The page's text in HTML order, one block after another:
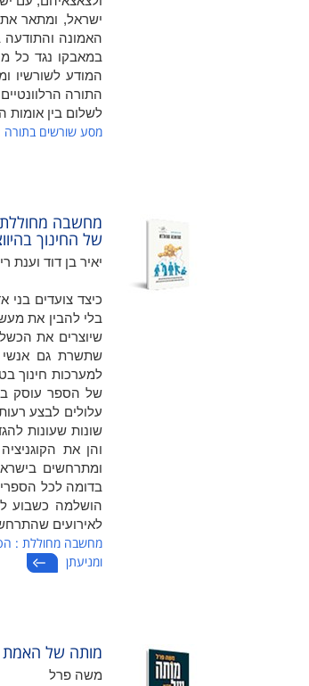
ישראל, ומתאר את
האמונה והתודעה
במאבקו נגד כל
המודע לשורשיו
התורה
לשלום בין
מסע שורשים
מחשבה מחוללת
של החינוך
יאיר בן דוד וענת
כיצד צועדים בני
בלי להבין את
שיוצרים את
שתשרת גם אנשי
למערכות חינוך
של הספר עוסק
עלולים לבצע
שונות שעונות
והן את
בדומה לכל
לאירועים
מחשבה מחוללת :
ומניעתן
מותה של האמת :
משה פרל